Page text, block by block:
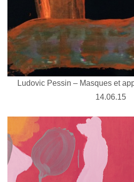
Ludovic Pessin – Masques et
14.06.15